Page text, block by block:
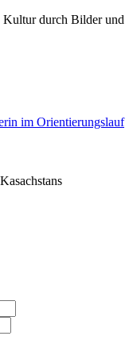
Kultur durch Bilder und
im Orientierungslauf